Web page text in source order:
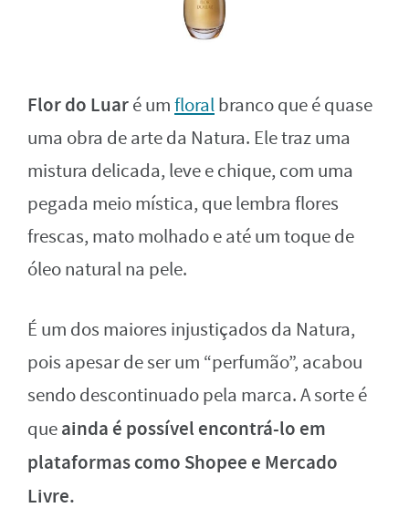
Flor do Luaré umfloralbranco que é quase
uma obra de arte da Natura. Ele traz uma
mistura delicada, leve e chique, com uma
pegada meio mística, que lembra flores
frescas, mato molhado e até um toque de
óleo natural na pele.
É um dos maiores injustiçados da Natura,
pois apesar de ser um “perfumão”, acabou
sendo descontinuado pela marca. A sorte é
queainda é possível encontrá-lo em
plataformas como Shopee e Mercado
Livre.